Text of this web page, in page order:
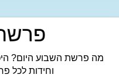
מה פרשת השבוע היום?
וחידות לכל